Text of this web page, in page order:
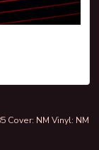
Cover: NM Vinyl: NM